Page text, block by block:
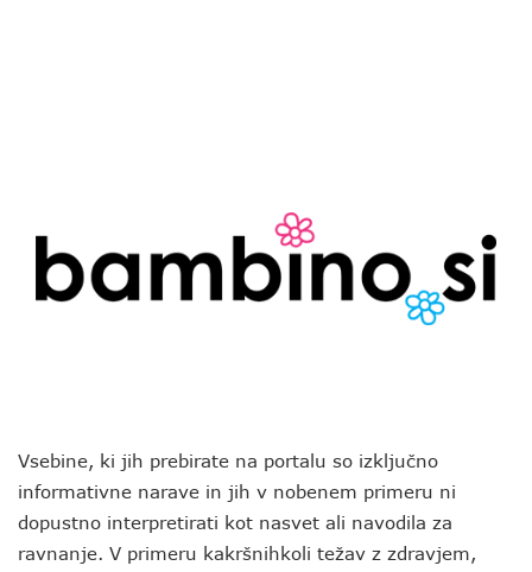
Vsebine, ki jih prebirate na portalu so izključno
informativne narave in jih v nobenem primeru ni
dopustno interpretirati kot nasvet ali navodila za
ravnanje. V primeru kakršnihkoli težav z zdravjem,